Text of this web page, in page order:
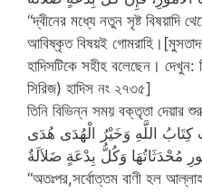
“দ্বীনের মধ্যে নতুন সৃষ্ট বিষয়াদি
আবিষ্কৃত বিষয়ই
হাদিসটিকে সহীহ বলেছেন। দেখুন:
সিরিজ) হাদিস নং ২৭৩৫]
তিনি বিভিন্ন সময় বক্তৃতা দেয়ার
كِتَابُ اللَّهِ وَخَيْرُ الْهُدَى هُدَى
مُحْدَثَاتُهَا وَكُلُّ بِدْعَةٍ ضَلاَلَةٌ
“অতঃপর,সর্বোত্তম বাণী হল